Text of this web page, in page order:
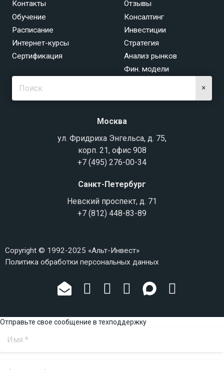
Контакты
Отзывы
Обучение
Расписание
Интернет-курсы
Сертификация
Консалтинг
Инвестиции
Стратегия
Анализ рынков
Фин. модели
×
Москва
ул. Фридриха Энгельса, д. 75,
корп. 21, офис 908
+7 (495) 276-00-34
Санкт-Петербург
Невский проспект, д. 71
+7 (812) 448-83-89
Copyright © 1992-2025 «Альт-Инвест»
Политика обработки персональных данных
Отправьте свое сообщение в техподдержку